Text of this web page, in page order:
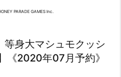
PARADE GAMES Inc.
等身大マシュモクッシ
《2020年07月予約》